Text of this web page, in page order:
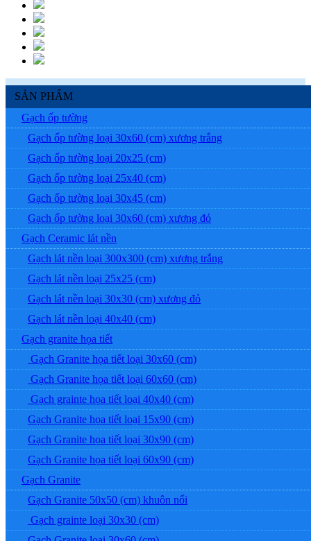
SẢN PHẨM
Gạch ốp tường
Gạch ốp tường loại 30x60 (cm) xương trắng
Gạch ốp tường loại 20x25 (cm)
Gạch ốp tường loại 25x40 (cm)
Gạch ốp tường loại 30x45 (cm)
Gạch ốp tường loại 30x60 (cm) xương đỏ
Gạch Ceramic lát nền
Gạch lát nền loại 300x300 (cm) xương trắng
Gạch lát nền loại 25x25 (cm)
Gạch lát nền loại 30x30 (cm) xương đỏ
Gạch lát nền loại 40x40 (cm)
Gạch granite họa tiết
Gạch Granite họa tiết loại 30x60 (cm)
Gạch Granite họa tiết loại 60x60 (cm)
Gạch grainte họa tiết loại 40x40 (cm)
Gạch Granite họa tiết loại 15x90 (cm)
Gạch Granite họa tiết loại 30x90 (cm)
Gạch Granite họa tiết loại 60x90 (cm)
Gạch Granite
Gạch Granite 50x50 (cm) khuôn nổi
Gạch grainte loại 30x30 (cm)